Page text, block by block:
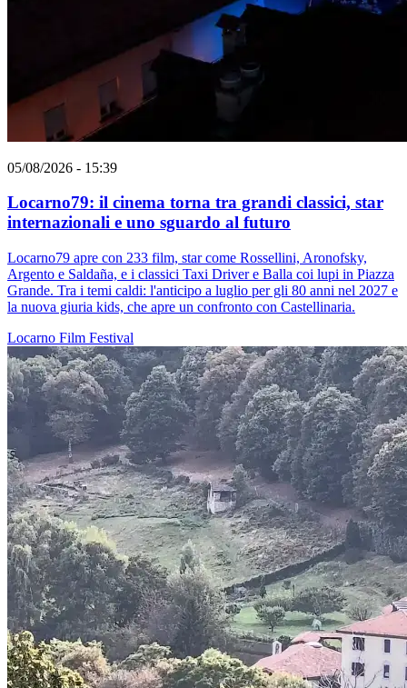
05/08/2026 - 15:39
Locarno79: il cinema torna tra grandi classici, star
internazionali e uno sguardo al futuro
Locarno79 apre con 233 film, star come Rossellini, Aronofsky,
Argento e Saldaña, e i classici Taxi Driver e Balla coi lupi in Piazza
Grande. Tra i temi caldi: l'anticipo a luglio per gli 80 anni nel 2027 e
la nuova giuria kids, che apre un confronto con Castellinaria.
Locarno Film Festival